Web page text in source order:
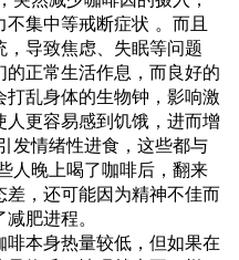
集中等戒断症状 。而且
导致焦虑、失眠等问题
正常生活作息，而良好的
乱身体的生物钟，影响激
更容易感到饥饿，进而增
发情绪性进食，这些都与
人晚上喝了咖啡后，翻来
，还可能因为精神不佳而
肥进程。
啡本身热量较低，但如果在